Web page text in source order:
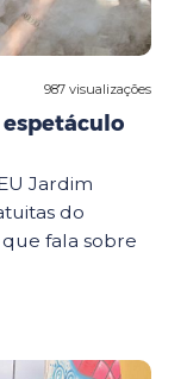
987 visualizações
espetáculo
Jardim
do
fala sobre